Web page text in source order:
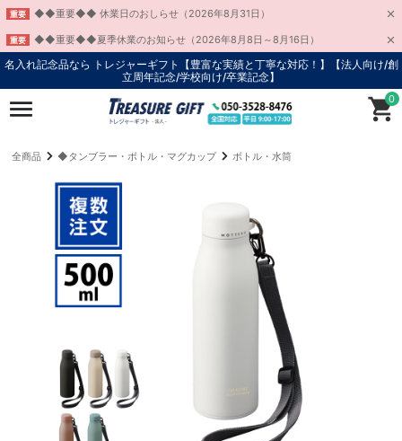
重要 ◆◆重要◆◆ 休業日のおしらせ（2026年8月31日）
重要
◆◆重要◆◆夏季休業のお知らせ（2026年8月8日～8月16日）
名入れ記念品なら トレジャーギフト【豊富な実績と丁寧な対応！】
【法人向け/創
立周年記念/学校向け/卒業記念】
0
全商品 ◆タンブラー・ボトル・マグカップ ボトル・水筒